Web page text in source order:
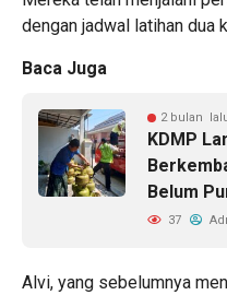
dengan jadwal latihan dua
Baca Juga
2 bulan
KDMP
Belum
37
Alvi, yang sebelumnya